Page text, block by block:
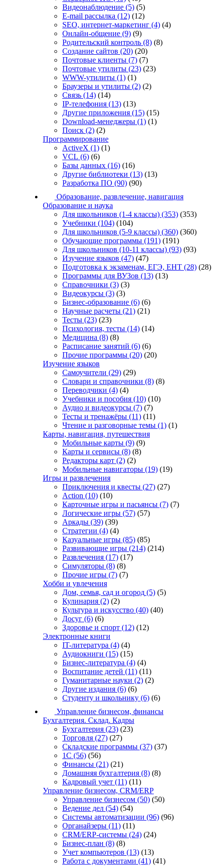
Видеонаблюдение (5) (5)
E-mail рассылка (12) (12)
SEO, интернет-маркетинг (4) (4)
Онлайн-общение (9) (9)
Родительский контроль (8) (8)
Создание сайтов (20) (20)
Почтовые клиенты (7) (7)
Почтовые утилиты (23) (23)
WWW-утилиты (1) (1)
Браузеры и утилиты (2) (2)
Связь (14) (14)
IP-телефония (13) (13)
Другие приложения (15) (15)
Download-менеджеры (1) (1)
Поиск (2) (2)
Программирование
ActiveX (1) (1)
VCL (6) (6)
Базы данных (16) (16)
Другие библиотеки (13) (13)
Разработка ПО (90) (90)
Образование, развлечение, навигация
Образование и наука
Для школьников (1-4 классы) (353) (353)
Учебники (104) (104)
Для школьников (5-9 классы) (360) (360)
Обучающие программы (191) (191)
Для школьников (10-11 классы) (93) (93)
Изучение языков (47) (47)
Подготовка к экзаменам, ЕГЭ, ЕНТ (28) (28)
Программы для ВУЗов (13) (13)
Справочники (3) (3)
Видеокурсы (3) (3)
Бизнес-образование (6) (6)
Научные расчеты (21) (21)
Тесты (23) (23)
Психология, тесты (14) (14)
Медицина (8) (8)
Расписание занятий (6) (6)
Прочие программы (20) (20)
Изучение языков
Самоучители (29) (29)
Словари и справочники (8) (8)
Переводчики (4) (4)
Учебники и пособия (10) (10)
Аудио и видеокурсы (7) (7)
Тесты и тренажёры (11) (11)
Чтение и разговорные темы (1) (1)
Карты, навигация, путешествия
Мобильные карты (9) (9)
Карты и сервисы (8) (8)
Редакторы карт (2) (2)
Мобильные навигаторы (19) (19)
Игры и развлечения
Приключения и квесты (27) (27)
Action (10) (10)
Карточные игры и пасьянсы (7) (7)
Логические игры (57) (57)
Аркады (39) (39)
Стратегии (4) (4)
Казуальные игры (85) (85)
Развивающие игры (214) (214)
Развлечения (17) (17)
Симуляторы (8) (8)
Прочие игры (7) (7)
Хобби и увлечения
Дом, семья, сад и огород (5) (5)
Кулинария (2) (2)
Культура и искусство (40) (40)
Досуг (6) (6)
Здоровье и спорт (12) (12)
Электронные книги
IT-литература (4) (4)
Аудиокниги (15) (15)
Бизнес-литература (4) (4)
Воспитание детей (11) (11)
Гуманитарные науки (2) (2)
Другие издания (6) (6)
Студенту и школьнику (6) (6)
Управление бизнесом, финансы
Бухгалтерия. Склад. Кадры
Бухгалтерия (23) (23)
Торговля (27) (27)
Складские программы (37) (37)
1С (56) (56)
Финансы (21) (21)
Домашняя бухгалтерия (8) (8)
Кадровый учет (11) (11)
Управление бизнесом, CRM/ERP
Управление бизнесом (50) (50)
Ведение дел (54) (54)
Системы автоматизации (96) (96)
Органайзеры (11) (11)
CRM/ERP-системы (24) (24)
Бизнес-план (8) (8)
Учет компьютеров (13) (13)
Работа с документами (41) (41)